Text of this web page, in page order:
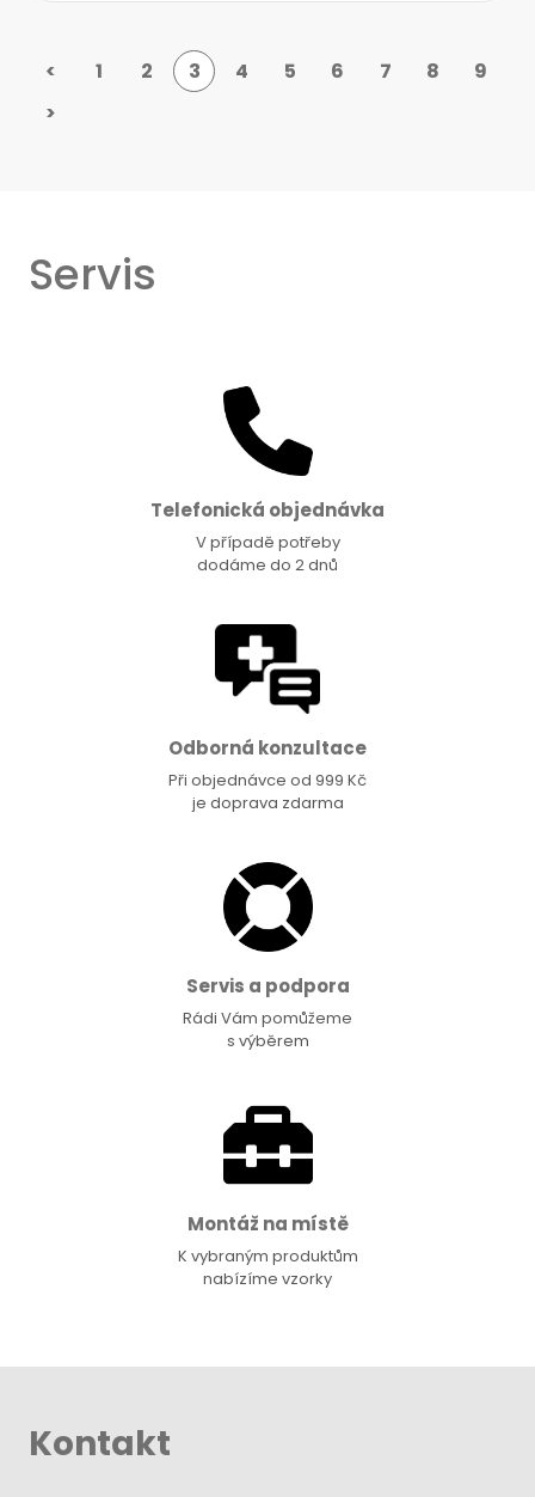
< 1 2 3 4 5 6 7 8
9
>
Servis
Telefonická objednávka
V případě potřeby
dodáme do 2 dnů
Odborná konzultace
Při objednávce od 999 Kč
je doprava zdarma
Servis a podpora
Rádi Vám pomůžeme
s výběrem
Montáž na místě
K vybraným produktům
nabízíme vzorky
Kontakt